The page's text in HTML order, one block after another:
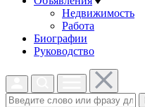
Недвижимость
Работа
Биографии
Руководство